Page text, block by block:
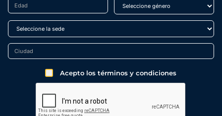
Acepto los términos y condiciones